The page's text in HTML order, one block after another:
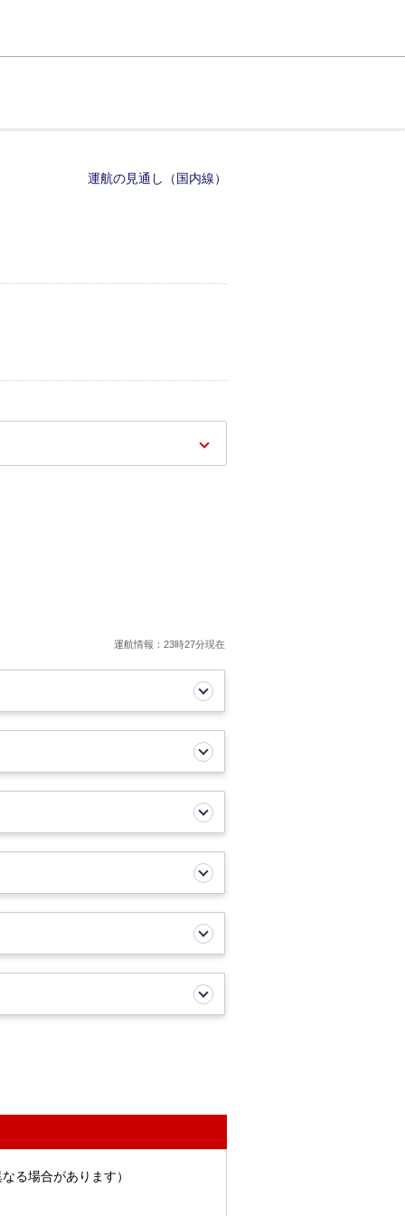
運航の見通し（国内線）
運航情報：23時27分現在
る場合があります）